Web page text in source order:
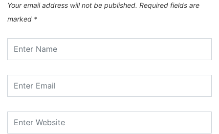
Your email address will not be published. Required fields are
marked *